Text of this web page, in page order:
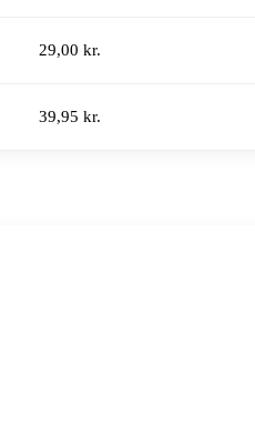
29,00 kr.
39,95 kr.